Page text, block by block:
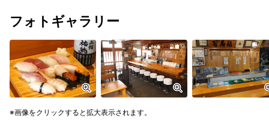
フォトギャラリー
画像をクリックすると拡大表示されます。